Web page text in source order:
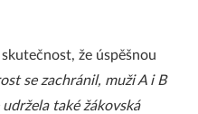
že úspěšnou
se zachránil, muži A i B
také žákovská